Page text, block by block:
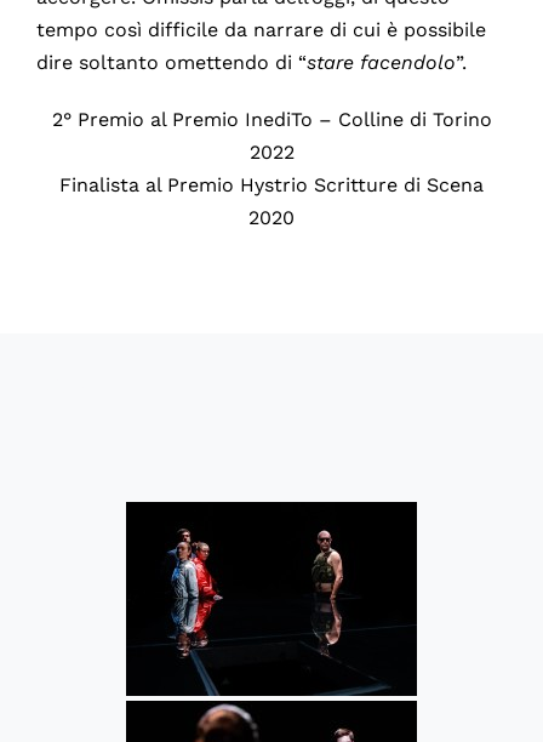
tempo così difficile da narrare di cui è possibile
dire soltanto omettendo di “stare facendolo”.
2° Premio al Premio InediTo – Colline di Torino
2022
Finalista al Premio Hystrio Scritture di Scena
2020